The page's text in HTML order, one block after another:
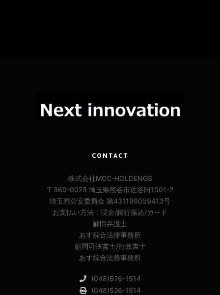
CONTACT
株式会社MCC-HOLDENGS
〒360-0023 埼玉県熊谷市佐谷田1001-2
埼玉県公安委員会 第431190059413号
お支払い方法：現金/銀行振込/カード
顧問弁護士
あす綜合法律事務所
顧問司法書士/行政書士
あす綜合法務事務所
(048)526-1514
(048)526-1514